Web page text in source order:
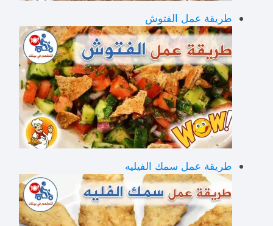
طريقة عمل الفتوش
طريقة عمل سمك الفيليه